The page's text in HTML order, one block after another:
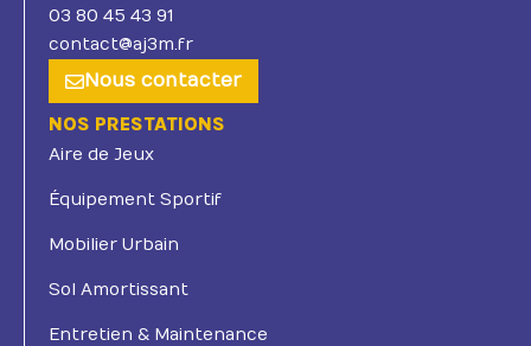
03 80 45 43 91
contact@aj3m.fr
Nous contacter
NOS PRESTATIONS
Aire de Jeux
Équipement Sportif
Mobilier Urbain
Sol Amortissant
Entretien & Maintenance